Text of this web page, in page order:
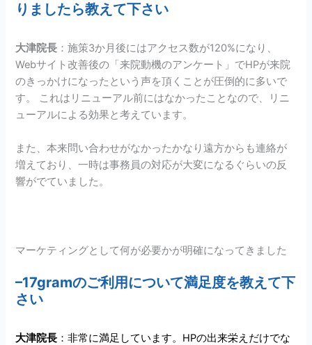
りましたら教えて下さい
大津院長 ：施策3か月後にはアクセス数が120%になり、
Webサイト改善後の「来院動機のアンケート」でHPが来院
のきっかけになったという声を頂くことが圧倒的に多いで
す。 これはリニューアル前にはなかったことなので、リニ
ューアルによる効果と考えています。
また、本来問い合わせがなかったかなり遠方からも連絡が
増えており、一時は事務員の対応が大変になるぐらいの反
響がでていました。
マーケティングとして何が必要かが明確になってきました
–17gramのご利用について満足度を教えて下
さい
大津院長 ：非常に満足しています。HPの出来栄えだけでな